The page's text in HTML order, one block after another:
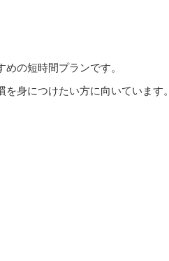
の短時間プランです。
身につけたい方に向いています。